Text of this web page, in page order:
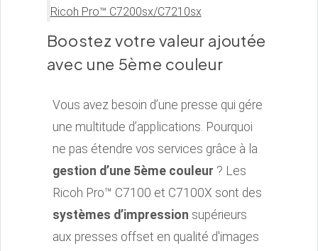
Ricoh Pro™ C7200sx/C7210sx
Boostez votre valeur ajoutée
avec une 5ème couleur
Vous avez besoin d’une presse qui gére
une multitude d’applications. Pourquoi
ne pas étendre vos services grâce à la
gestion d’une 5ème couleur ? Les
Ricoh Pro™ C7100 et C7100X sont des
systèmes d’impression supérieurs
aux presses offset en qualité d'images